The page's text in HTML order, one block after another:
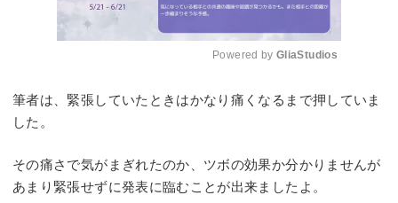
Powered by GliaStudios
筆者は、緊張していたときはかなり痛くなるまで押していま
した。
その痛さで気がまぎれたのか、ツボの効果か分かりませんが
あまり緊張せずに発表に臨むことが出来ましたよ。